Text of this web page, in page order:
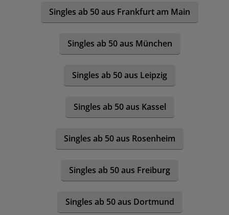
Singles ab 50 aus Frankfurt am Main
Singles ab 50 aus München
Singles ab 50 aus Leipzig
Singles ab 50 aus Kassel
Singles ab 50 aus Rosenheim
Singles ab 50 aus Freiburg
Singles ab 50 aus Dortmund